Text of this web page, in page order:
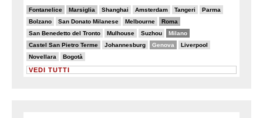
Fontanelice
6/20 Marsiglia
6/20 Shanghai
3/20 Amsterdam
3/20 Tangeri
2/20 Parma
2/20
Bolzano
4/20 San Donato Milanese
3/20 Melbourne
5/20 Roma
9/20
San Benedetto del Tronto
3/20 Mulhouse
4/20 Suzhou
2/20 Milano
13/20
Castel San Pietro Terme
6/20 Johannesburg
3/20 Genova
11/20 Liverpool
3/20
Novellara
4/20 Bogotà
2/20
VEDI TUTTI